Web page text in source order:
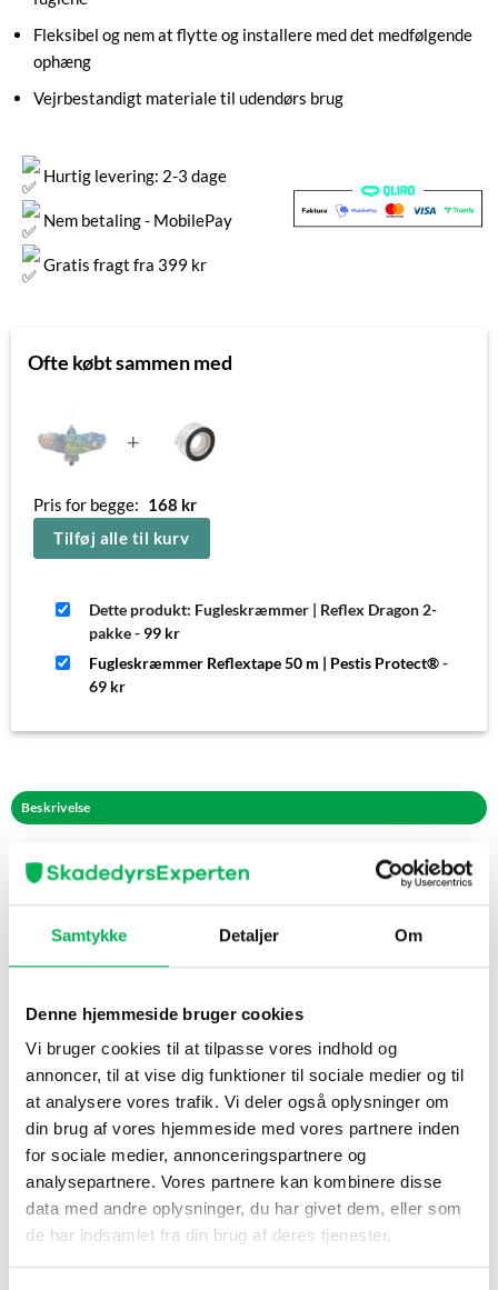
Samtykke Detaljer Om
Denne hjemmeside bruger cookies
Vi bruger cookies til at tilpasse vores indhold og
annoncer, til at vise dig funktioner til sociale medier og til
at analysere vores trafik. Vi deler også oplysninger om
din brug af vores hjemmeside med vores partnere inden
for sociale medier, annonceringspartnere og
analysepartnere. Vores partnere kan kombinere disse
data med andre oplysninger, du har givet dem, eller som
de har indsamlet fra din brug af deres tjenester.
Fleksibel og nem at flytte og installere med det medfølgende
ophæng
Vejrbestandigt materiale til udendørs brug
Hurtig levering: 2-3 dage
Nem betaling - MobilePay
Gratis fragt fra 399 kr
Ofte købt sammen med
+
Pris for begge: 168 kr
Tilføj alle til kurv
Dette produkt: Fugleskræmmer | Reflex Dragon 2-
pakke- 99 kr
Fugleskræmmer Reflextape 50 m | Pestis Protect®-
69 kr
Beskrivelse
Refleksbaseret fugleafskræmmer til effektiv kontrol i
have og på bygninger
vinden. Den visuelle forstyrrelse får mange fugle til at undgå
området, hvilket hjælper med at forhindre skader på frugt, bær,
og bærbuske, køkkenhaver og plantebede, altaner og terrasser,
tagudhæng og gavle, broer og både. Undgå at fastgøre på skarpe
kanter, der kan beskadige materialet.
Fordele
Effektiv visuel afskrækkelse suppleret med en klokke, der
forstyrrer fuglene
Vejrbestandigt materiale til udendørs brug